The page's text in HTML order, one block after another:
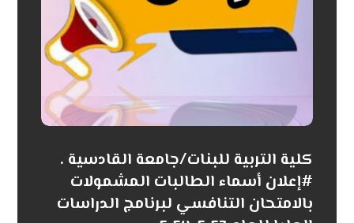
كلية التربية للبنات/جامعة القادسية .
#إعلان أسماء الطالبات المشمولات
بالامتحان التنافسي لبرنامج الدراسات